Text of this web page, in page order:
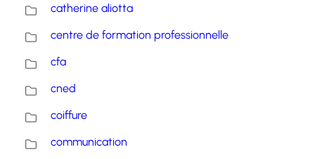
catherine aliotta
centre de formation professionnelle
cfa
cned
coiffure
communication